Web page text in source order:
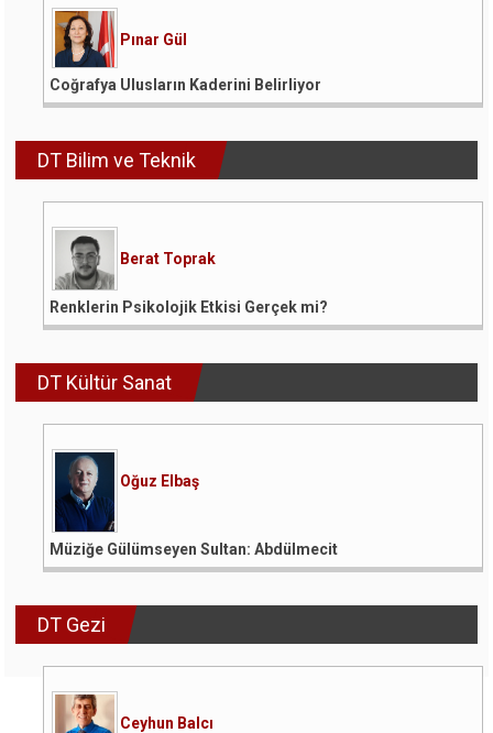
Pınar Gül
Coğrafya Ulusların Kaderini Belirliyor
DT Bilim ve Teknik
Berat Toprak
Renklerin Psikolojik Etkisi Gerçek mi?
DT Kültür Sanat
Oğuz Elbaş
Müziğe Gülümseyen Sultan: Abdülmecit
DT Gezi
Ceyhun Balcı